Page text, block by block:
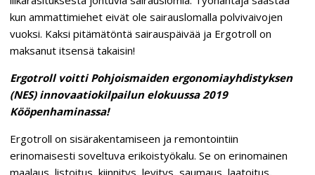
kun ammattimiehet eivät ole sairauslomalla polvivaivojen
vuoksi. Kaksi pitämätöntä sairauspäivää ja Ergotroll on
maksanut itsensä takaisin!
Ergotroll voitti Pohjoismaiden ergonomiayhdistyksen
(NES) innovaatiokilpailun elokuussa 2019
Kööpenhaminassa!
Ergotroll on sisärakentamiseen ja remontointiin
erinomaisesti soveltuva erikoistyökalu. Se on erinomainen